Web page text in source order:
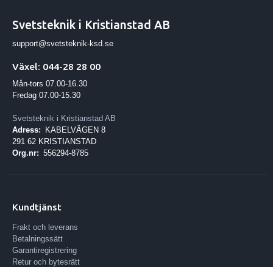
Svetsteknik i Kristianstad AB
support@svetsteknik-ksd.se
Växel: 044-28 28 00
Mån-tors 07.00-16.30
Fredag 07.00-15.30
Svetsteknik i Kristianstad AB
Adress:
KABELVÄGEN 8
291 62 KRISTIANSTAD
Org.nr: 556294-8785
Kundtjänst
Frakt och leverans
Betalningssätt
Garantiregistrering
Retur och bytesrätt